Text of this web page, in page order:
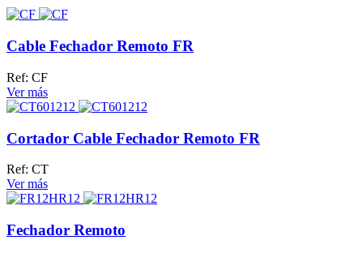
Cable Fechador Remoto FR
Ref: CF
Ver más
Cortador Cable Fechador Remoto FR
Ref: CT
Ver más
Fechador Remoto